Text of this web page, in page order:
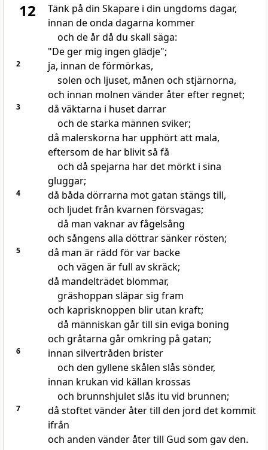
12
Tänk på din Skapare i din ungdoms dagar,
innan de onda dagarna kommer
och de år då du skall säga:
"De ger mig ingen glädje";
2
ja, innan de förmörkas,
solen och ljuset, månen och stjärnorna,
och innan molnen vänder åter efter regnet;
3
då väktarna i huset darrar
och de starka männen sviker;
då malerskorna har upphört att mala,
eftersom de har blivit så få
och då spejarna har det mörkt i sina
gluggar;
4
då båda dörrarna mot gatan stängs till,
och ljudet från kvarnen försvagas;
då man vaknar av fågelsång
och sångens alla döttrar sänker rösten;
5
då man är rädd för var backe
och vägen är full av skräck;
då mandelträdet blommar,
gräshoppan släpar sig fram
och kaprisknoppen blir utan kraft;
då människan går till sin eviga boning
och gråtarna går omkring på gatan;
6
innan silvertråden brister
och den gyllene skålen slås sönder,
innan krukan vid källan krossas
och brunnshjulet slås itu vid brunnen;
7
då stoftet vänder åter till den jord det kommit
ifrån
och anden vänder åter till Gud som gav den.